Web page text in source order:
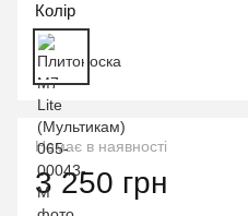
Колір
Немає в наявності
3 250 грн